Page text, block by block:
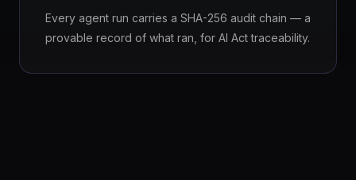
Every agent run carries a SHA-256 audit chain — a
provable record of what ran, for AI Act traceability.